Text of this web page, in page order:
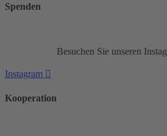
Spenden
Besuchen Sie unseren
Instagram
Kooperation